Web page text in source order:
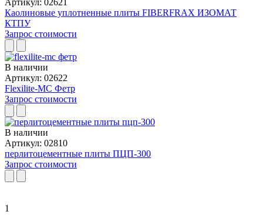
Каолиновые уплотненные плиты FIBERFRAX ИЗОМАТ
КТПУ
Запрос стоимости
В наличии
Артикул: 02622
Flexilite-MC Фетр
Запрос стоимости
В наличии
Артикул: 02810
перлитоцементные плиты ПЦП-300
Запрос стоимости
1